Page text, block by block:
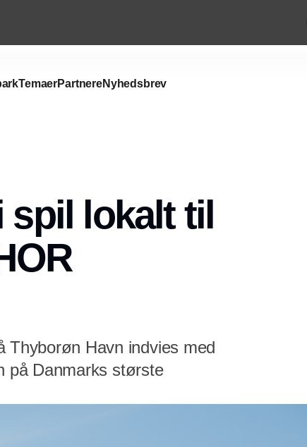
TemaerPartnereNyhedsbrev
spil lokalt til
Havn indvies med
på Danmarks største